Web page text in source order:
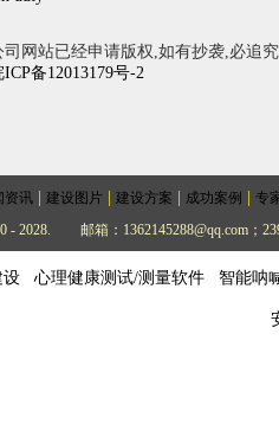
司网站已经申请版权,如有抄袭,必追
ICP备12013179号-2
资讯 建设图片 建设方案 成功案例
专
- 2028.
邮箱：1362145288@qq.com；
设 心理健康测试/测量软件 智能呐